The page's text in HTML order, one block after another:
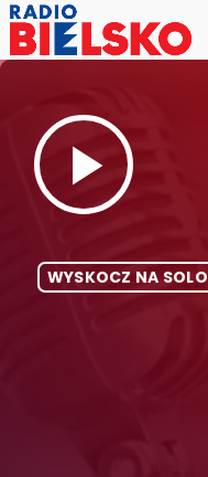
play_arrow
WYSKOCZ NA SOLO